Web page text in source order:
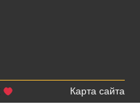
Карта сайта